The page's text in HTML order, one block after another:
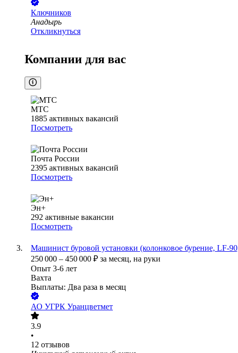
Ключников
Анадырь
Откликнуться
Компании для вас
МТС
1885 активных вакансий
Посмотреть
Почта России
2395 активных вакансий
Посмотреть
Эн+
292 активные вакансии
Посмотреть
Машинист буровой установки (колонковое бурение, LF-
250 000 – 450 000 ₽ за месяц, на руки
Опыт 3-6 лет
Вахта
Выплаты: Два раза в месяц
АО УГРК Уранцветмет
3.9
•
12 отзывов